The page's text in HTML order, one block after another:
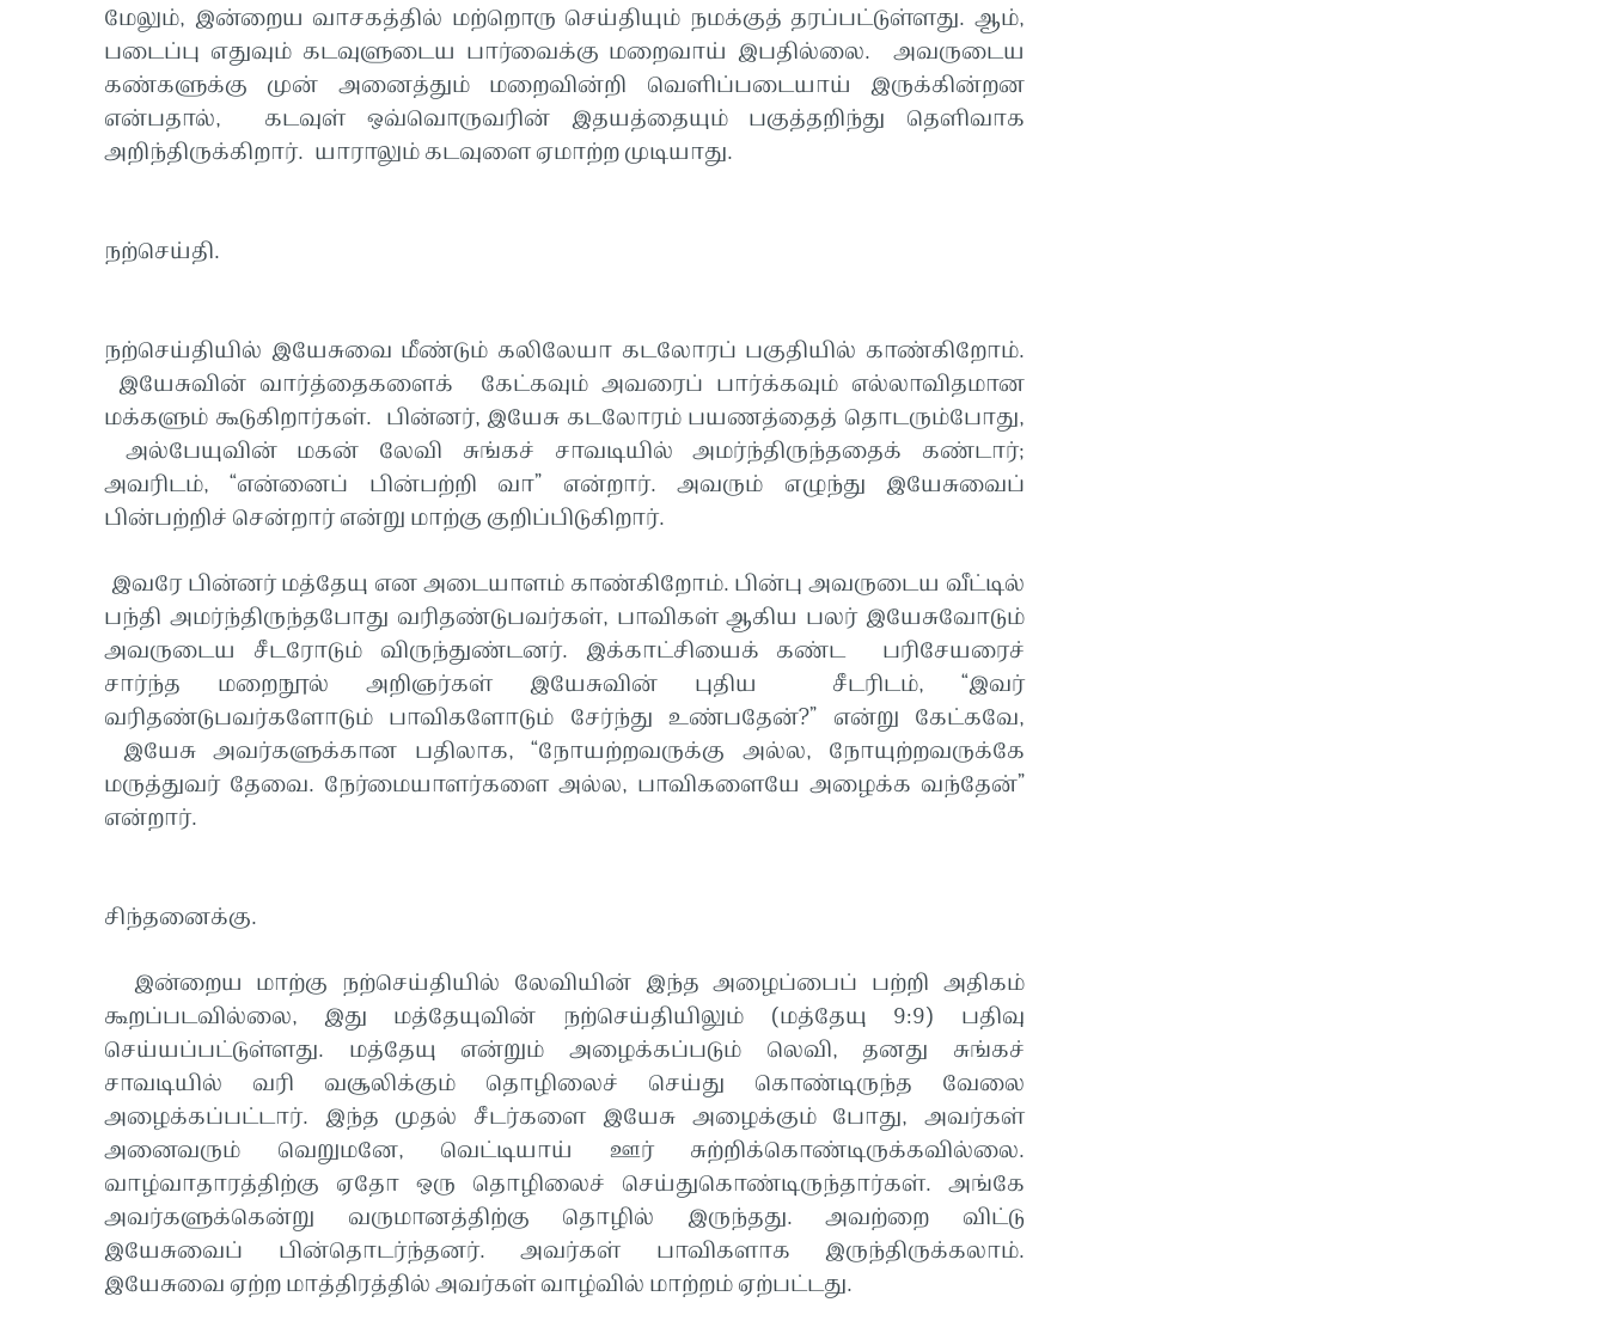
மேலும், இன்றைய வாசகத்தில் மற்றொரு செய்தியும் நமக்குத் தரப்பட்டுள்ளது. ஆம்,
படைப்பு எதுவும் கடவுளுடைய பார்வைக்கு மறைவாய் இபதில்லை. அவருடைய
கண்களுக்கு முன் அனைத்தும் மறைவின்றி வெளிப்படையாய் இருக்கின்றன
என்பதால், கடவுள் ஒவ்வொருவரின் இதயத்தையும் பகுத்தறிந்து தெளிவாக
அறிந்திருக்கிறார். யாராலும் கடவுளை ஏமாற்ற முடியாது.
நற்செய்தி.
நற்செய்தியில் இயேசுவை மீண்டும் கலிலேயா கடலோரப் பகுதியில் காண்கிறோம்.
இயேசுவின் வார்த்தைகளைக் கேட்கவும் அவரைப் பார்க்கவும் எல்லாவிதமான
மக்களும் கூடுகிறார்கள். பின்னர், இயேசு கடலோரம் பயணத்தைத் தொடரும்போது,
அல்பேயுவின் மகன் லேவி சுங்கச் சாவடியில் அமர்ந்திருந்ததைக் கண்டார்;
அவரிடம், “என்னைப் பின்பற்றி வா” என்றார். அவரும் எழுந்து இயேசுவைப்
பின்பற்றிச் சென்றார் என்று மாற்கு குறிப்பிடுகிறார்.
இவரே பின்னர் மத்தேயு என அடையாளம் காண்கிறோம். பின்பு அவருடைய வீட்டில்
பந்தி அமர்ந்திருந்தபோது வரிதண்டுபவர்கள், பாவிகள் ஆகிய பலர் இயேசுவோடும்
அவருடைய சீடரோடும் விருந்துண்டனர். இக்காட்சியைக் கண்ட பரிசேயரைச்
சார்ந்த மறைநூல் அறிஞர்கள் இயேசுவின் புதிய சீடரிடம், “இவர்
வரிதண்டுபவர்களோடும் பாவிகளோடும் சேர்ந்து உண்பதேன்?” என்று கேட்கவே,
இயேசு அவர்களுக்கான பதிலாக, “நோயற்றவருக்கு அல்ல, நோயுற்றவருக்கே
மருத்துவர் தேவை. நேர்மையாளர்களை அல்ல, பாவிகளையே அழைக்க வந்தேன்”
என்றார்.
சிந்தனைக்கு.
இன்றைய மாற்கு நற்செய்தியில் லேவியின் இந்த அழைப்பைப் பற்றி அதிகம்
கூறப்படவில்லை, இது மத்தேயுவின் நற்செய்தியிலும் (மத்தேயு 9:9) பதிவு
செய்யப்பட்டுள்ளது. மத்தேயு என்றும் அழைக்கப்படும் லெவி, தனது சுங்கச்
சாவடியில் வரி வசூலிக்கும் தொழிலைச் செய்து கொண்டிருந்த வேலை
அழைக்கப்பட்டார். இந்த முதல் சீடர்களை இயேசு அழைக்கும் போது, அவர்கள்
அனைவரும் வெறுமனே, வெட்டியாய் ஊர் சுற்றிக்கொண்டிருக்கவில்லை.
வாழ்வாதாரத்திற்கு ஏதோ ஒரு தொழிலைச் செய்துகொண்டிருந்தார்கள். அங்கே
அவர்களுக்கென்று வருமானத்திற்கு தொழில் இருந்தது. அவற்றை விட்டு
இயேசுவைப் பின்தொடர்ந்தனர். அவர்கள் பாவிகளாக இருந்திருக்கலாம்.
இயேசுவை ஏற்ற மாத்திரத்தில் அவர்கள் வாழ்வில் மாற்றம் ஏற்பட்டது.